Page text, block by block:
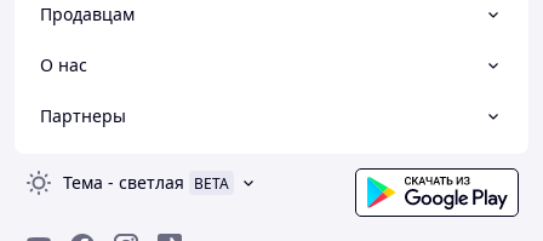
Продавцам
О нас
Партнеры
Тема - светлая BETA